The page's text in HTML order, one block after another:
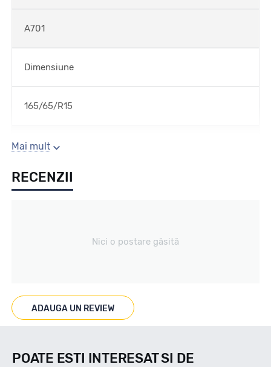
A701
Dimensiune
165/65/R15
Sezon
Iarna
Marcaje
Mai mult
RECENZII
Nici o postare găsită
ADAUGA UN REVIEW
POATE ESTI INTERESAT SI DE